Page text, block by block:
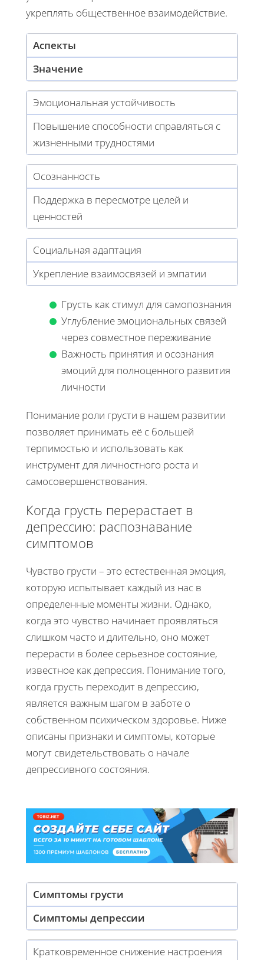
укреплять общественное взаимодействие.
Аспекты
Значение
Эмоциональная устойчивость
Повышение способности справляться с
жизненными трудностями
Осознанность
Поддержка в пересмотре целей и
ценностей
Социальная адаптация
Укрепление взаимосвязей и эмпатии
Грусть как стимул для самопознания
Углубление эмоциональных связей
через совместное переживание
Важность принятия и осознания
эмоций для полноценного развития
личности
Понимание роли грусти в нашем развитии
позволяет принимать её с большей
терпимостью и использовать как
инструмент для личностного роста и
самосовершенствования.
Когда грусть перерастает в
депрессию: распознавание
симптомов
Чувство грусти – это естественная эмоция,
которую испытывает каждый из нас в
определенные моменты жизни. Однако,
когда это чувство начинает проявляться
слишком часто и длительно, оно может
перерасти в более серьезное состояние,
известное как депрессия. Понимание того,
когда грусть переходит в депрессию,
является важным шагом в заботе о
собственном психическом здоровье. Ниже
описаны признаки и симптомы, которые
могут свидетельствовать о начале
депрессивного состояния.
Симптомы грусти
Симптомы депрессии
Кратковременное снижение настроения